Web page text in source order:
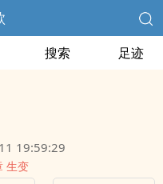
搜索 足迹
19:59:29
生变